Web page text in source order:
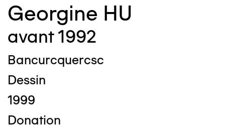
Georgine HU
avant 1992
Bancurcquercsc
Dessin
1999
Donation